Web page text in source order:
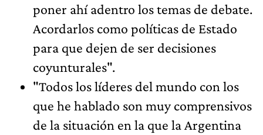
poner ahí adentro los temas de debate.
Acordarlos como políticas de Estado
para que dejen de ser decisiones
coyunturales".
"Todos los líderes del mundo con los
que he hablado son muy comprensivos
de la situación en la que la Argentina